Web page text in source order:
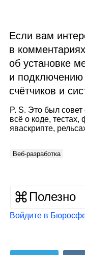
Если вам
в
об установке
и подключению
счётчиков и
P. S. Это был совет
всё о коде, тестах,
яваскрипте,
Веб‑разработка
Полезно
Войдите в